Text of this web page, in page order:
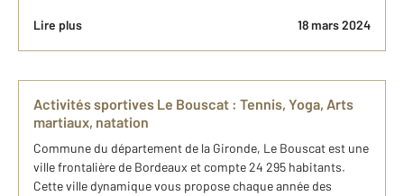
Lire plus 18 mars 2024
Activités sportives Le Bouscat : Tennis, Yoga, Arts
martiaux, natation
Commune du département de la Gironde, Le Bouscat est une
ville frontalière de Bordeaux et compte 24 295 habitants.
Cette ville dynamique vous propose chaque année des